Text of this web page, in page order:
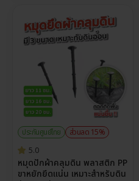
ประกันศูนย์ไทย
ส่วนลด 15%
5.0
หมุดปักผ้าคลุมดิน พลาสติก PP
ขาหยักยึดแน่น เหมาะสำหรับดิน